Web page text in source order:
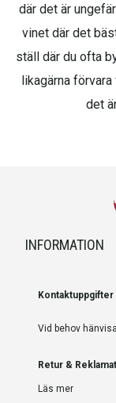
där det är
vinet där det
ställ där du ofta
likagärna
det
INFORMATION
Kontaktuppgifter
Vid behov
Retur &
Läs mer